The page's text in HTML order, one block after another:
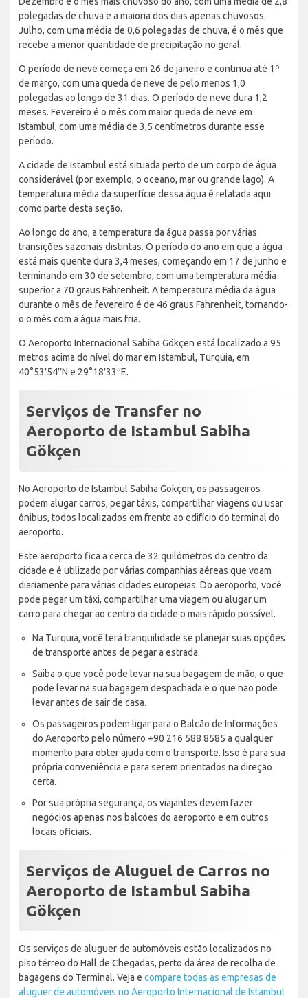
polegadas de chuva e a maioria dos dias apenas chuvosos.
Julho, com uma média de 0,6 polegadas de chuva, é o mês que
recebe a menor quantidade de precipitação no geral.
O período de neve começa em 26 de janeiro e continua até 1º
de março, com uma queda de neve de pelo menos 1,0
polegadas ao longo de 31 dias. O período de neve dura 1,2
meses. Fevereiro é o mês com maior queda de neve em
Istambul, com uma média de 3,5 centímetros durante esse
período.
A cidade de Istambul está situada perto de um corpo de água
considerável (por exemplo, o oceano, mar ou grande lago). A
temperatura média da superfície dessa água é relatada aqui
como parte desta seção.
Ao longo do ano, a temperatura da água passa por várias
transições sazonais distintas. O período do ano em que a água
está mais quente dura 3,4 meses, começando em 17 de junho e
terminando em 30 de setembro, com uma temperatura média
superior a 70 graus Fahrenheit. A temperatura média da água
durante o mês de fevereiro é de 46 graus Fahrenheit, tornando-
o o mês com a água mais fria.
O Aeroporto Internacional Sabiha Gökçen está localizado a 95
metros acima do nível do mar em Istambul, Turquia, em
40°53′54′′N e 29°18′33′′E.
Serviços de Transfer no
Aeroporto de Istambul Sabiha
Gökçen
No Aeroporto de Istambul Sabiha Gökçen, os passageiros
podem alugar carros, pegar táxis, compartilhar viagens ou usar
ônibus, todos localizados em frente ao edifício do terminal do
aeroporto.
Este aeroporto fica a cerca de 32 quilômetros do centro da
cidade e é utilizado por várias companhias aéreas que voam
diariamente para várias cidades europeias. Do aeroporto, você
pode pegar um táxi, compartilhar uma viagem ou alugar um
carro para chegar ao centro da cidade o mais rápido possível.
Na Turquia, você terá tranquilidade se planejar suas opções
de transporte antes de pegar a estrada.
Saiba o que você pode levar na sua bagagem de mão, o que
pode levar na sua bagagem despachada e o que não pode
levar antes de sair de casa.
Os passageiros podem ligar para o Balcão de Informações
do Aeroporto pelo número +90 216 588 8585 a qualquer
momento para obter ajuda com o transporte. Isso é para sua
própria conveniência e para serem orientados na direção
certa.
Por sua própria segurança, os viajantes devem fazer
negócios apenas nos balcões do aeroporto e em outros
locais oficiais.
Serviços de Aluguel de Carros no
Aeroporto de Istambul Sabiha
Gökçen
Os serviços de aluguer de automóveis estão localizados no
piso térreo do Hall de Chegadas, perto da área de recolha de
bagagens do Terminal. Veja e compare todas as empresas de
aluguer de automóveis no Aeroporto Internacional de Istambul